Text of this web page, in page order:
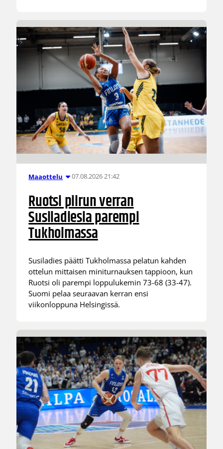
Maaottelu 07.08.2026 21:42
Ruotsi piirun verran
Susiladiesia parempi
Tukholmassa
Susiladies päätti Tukholmassa pelatun kahden
ottelun mittaisen miniturnauksen tappioon, kun
Ruotsi oli parempi loppulukemin 73-68 (33-47).
Suomi pelaa seuraavan kerran ensi
viikonloppuna Helsingissä.